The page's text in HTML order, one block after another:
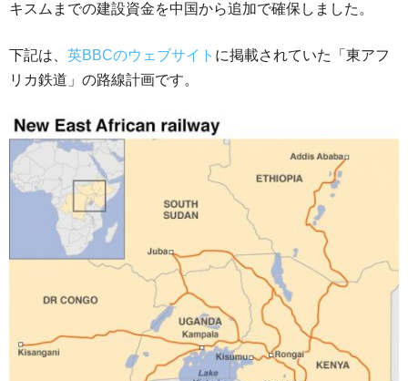
キスムまでの建設資金を中国から追加で確保しました。
下記は、 英BBCのウェブサイト に掲載されていた「東アフ
リカ鉄道」の路線計画です。